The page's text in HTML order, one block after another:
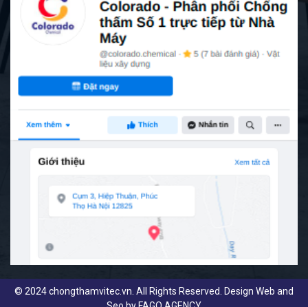
© 2024 chongthamvitec.vn. All Rights Reserved. Design Web and